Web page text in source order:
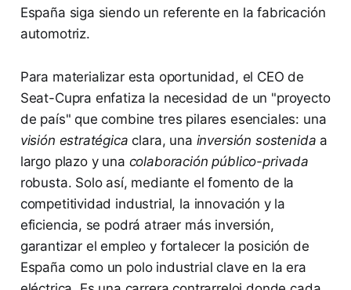
España siga siendo un referente en la fabricación
automotriz.
Para materializar esta oportunidad, el CEO de
Seat-Cupra enfatiza la necesidad de un "proyecto
de país" que combine tres pilares esenciales: una
visión estratégica clara, una inversión sostenida a
largo plazo y una colaboración público-privada
robusta. Solo así, mediante el fomento de la
competitividad industrial, la innovación y la
eficiencia, se podrá atraer más inversión,
garantizar el empleo y fortalecer la posición de
España como un polo industrial clave en la era